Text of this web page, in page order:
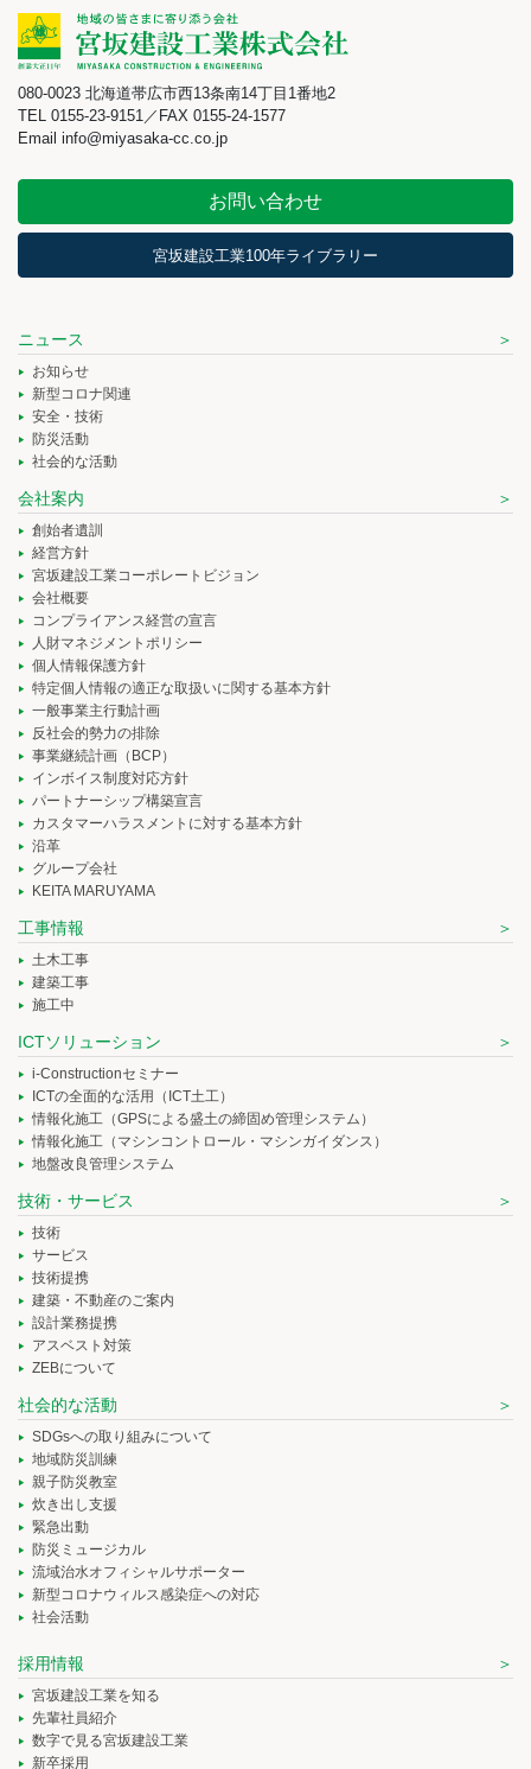
080-0023 北海道帯広市西13条南14丁目1番地2
TEL 0155-23-9151／FAX 0155-24-1577
Email info@miyasaka-cc.co.jp
お問い合わせ
宮坂建設工業100年ライブラリー
ニュース
お知らせ
新型コロナ関連
安全・技術
防災活動
社会的な活動
会社案内
創始者遺訓
経営方針
宮坂建設工業コーポレートビジョン
会社概要
コンプライアンス経営の宣言
人財マネジメントポリシー
個人情報保護方針
特定個人情報の適正な取扱いに関する基本方針
一般事業主行動計画
反社会的勢力の排除
事業継続計画（BCP）
インボイス制度対応方針
パートナーシップ構築宣言
カスタマーハラスメントに対する基本方針
沿革
グループ会社
KEITA MARUYAMA
工事情報
土木工事
建築工事
施工中
ICTソリューション
i-Constructionセミナー
ICTの全面的な活用（ICT土工）
情報化施工（GPSによる盛土の締固め管理システム）
情報化施工（マシンコントロール・マシンガイダンス）
地盤改良管理システム
技術・サービス
技術
サービス
技術提携
建築・不動産のご案内
設計業務提携
アスベスト対策
ZEBについて
社会的な活動
SDGsへの取り組みについて
地域防災訓練
親子防災教室
炊き出し支援
緊急出動
防災ミュージカル
流域治水オフィシャルサポーター
新型コロナウィルス感染症への対応
社会活動
採用情報
宮坂建設工業を知る
先輩社員紹介
数字で見る宮坂建設工業
新卒採用